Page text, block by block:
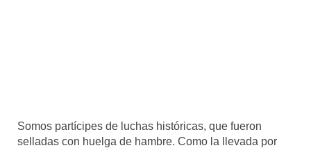
Somos partícipes de luchas históricas, que fueron
selladas con huelga de hambre. Como la llevada por